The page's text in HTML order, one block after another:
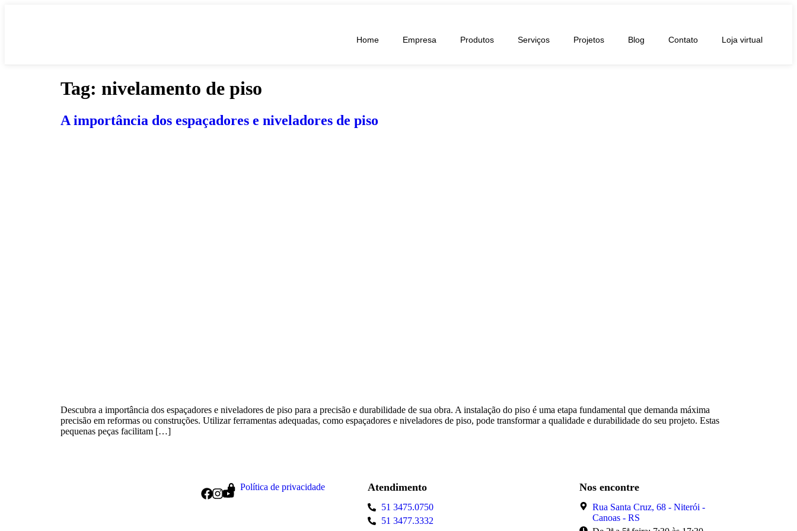
Home Empresa Produtos Serviços Projetos Blog Contato Loja virtual
Tag: nivelamento de piso
A importância dos espaçadores e niveladores de piso
Descubra a importância dos espaçadores e niveladores de piso para a precisão e durabilidade de sua obra. A instalação do piso é uma etapa fundamental que demanda máxima
precisão em reformas ou construções. Utilizar ferramentas adequadas, como espaçadores e niveladores de piso, pode transformar a qualidade e durabilidade do seu projeto. Estas
pequenas peças facilitam […]
Política de privacidade Atendimento
51 3475.0750
51 3477.3332
Nos encontre
Rua Santa Cruz, 68 - Niterói -
Canoas - RS